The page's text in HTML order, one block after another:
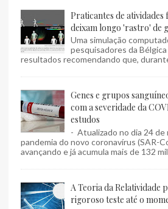
Praticantes de atividades
deixam longo 'rastro' de
Uma simulação
pesquisadores da
resultados recomendando que,
Genes e grupos
com a severidade da
estudos
- Atualizado no dia 24 de
pandemia do novo coronavírus (SAR-
avançando e já acumula mais de 132
A Teoria da Relatividade
rigoroso teste até o